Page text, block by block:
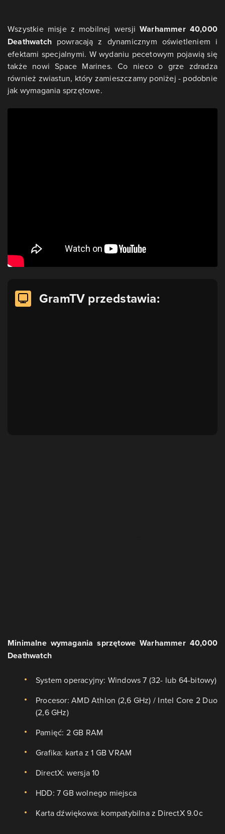
Wszystkie misje z mobilnej wersji Warhammer 40,000
Deathwatch powracają z dynamicznym oświetleniem i
efektami specjalnymi. W wydaniu pecetowym pojawią się
także nowi Space Marines. Co nieco o grze zdradza
również zwiastun, który zamieszczamy poniżej - podobnie
jak wymagania sprzętowe.
GramTV przedstawia:
Minimalne wymagania sprzętowe Warhammer 40,000
Deathwatch
System operacyjny: Windows 7 (32- lub 64-bitowy)
Procesor: AMD Athlon (2,6 GHz) / Intel Core 2 Duo
(2,6 GHz)
Pamięć: 2 GB RAM
Grafika: karta z 1 GB VRAM
DirectX: wersja 10
HDD: 7 GB wolnego miejsca
Karta dźwiękowa: kompatybilna z DirectX 9.0c